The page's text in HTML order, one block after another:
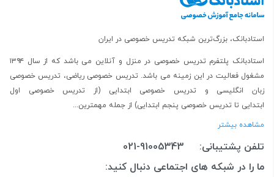
استادبانک، بزرگ‌ترین شبکه تدریس خصوصی در ایران
استادبانک پلتفرم تدریس خصوصی در منزل و آنلاین
می باشد که از سال ۱۳۹۴
مشغول فعالیت در این زمینه می باشد.تدریس خصوصی ریاضی، تدریس خصوصی
زبان انگلیسی و تدریس خصوصی ابتدایی (از
تدریس خصوصی اول
ابتدایی تا تدریس خصوصی پنجم ابتدایی) از جمله مهمترین...
مشاهده بیشتر
تلفن پشتیبانی:
021-91005343
ما را در شبکه های اجتماعی دنبال کنید: